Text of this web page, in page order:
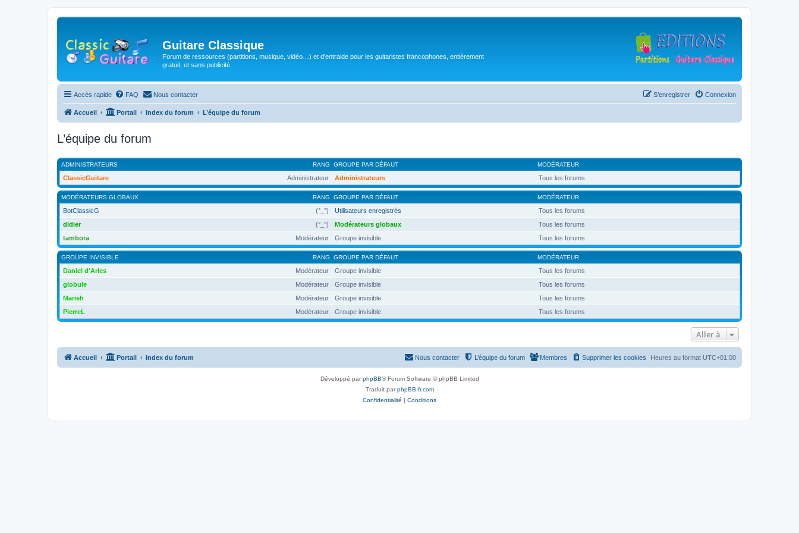
Guitare Classique
Forum de ressources (partitions, musique, vidéo…) et d'entraide pour les guitaristes francophones, entièrement
gratuit, et sans publicité.
Accès rapide FAQ Nous contacter Connexion
S’enregistrer
Accueil Portail Index du forum L’équipe du forum
L’équipe du forum
RANG
ADMINISTRATEURS GROUPE PAR DÉFAUT MODÉRATEUR
Administrateur
ClassicGuitare Administrateurs Tous les forums
RANG
MODÉRATEURS GLOBAUX GROUPE PAR DÉFAUT MODÉRATEUR
(°_°)
BotClassicG Utilisateurs enregistrés
Tous les forums
(°_°)
didier Modérateurs globaux
Tous les forums
Modérateur
tambora Groupe invisible Tous les forums
RANG
GROUPE INVISIBLE GROUPE PAR DÉFAUT MODÉRATEUR
Modérateur
Daniel d'Arles Groupe invisible
Tous les forums
Modérateur
globule Groupe invisible
Tous les forums
Modérateur
Marieh Groupe invisible
Tous les forums
Modérateur
PierreL Groupe invisible Tous les forums
Aller à
Accueil Portail Index du forum Heures au format UTC+01:00
Supprimer les cookies
Membres
L’équipe du forum
Nous contacter
Développé parphpBB® Forum Software © phpBB Limited
Traduit parphpBB-fr.com
Confidentialité | Conditions